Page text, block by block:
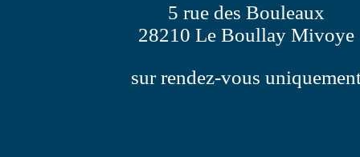
5 rue des Bouleaux
28210 Le Boullay Mivoye
sur rendez-vous